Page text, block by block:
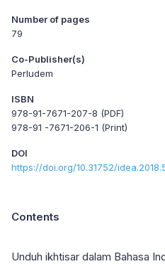
Number of pages
79
Co-Publisher(s)
Perludem
ISBN
978-91-7671-207-8 (PDF)
978-91 -7671-206-1 (Print)
DOI
https://doi.org/10.31752/
Contents
Unduh ikhtisar dalam Bahasa